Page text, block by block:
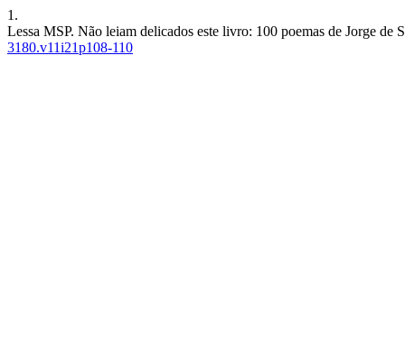
1.
Lessa MSP. Não leiam delicados este livro: 100 poemas de Jorge de
3180.v11i21p108-110